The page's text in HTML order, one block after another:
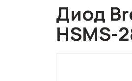
Диод
HSMS-